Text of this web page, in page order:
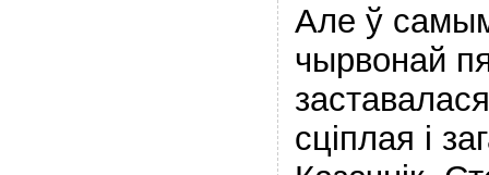
Але ў
чырвонай
сціплая і